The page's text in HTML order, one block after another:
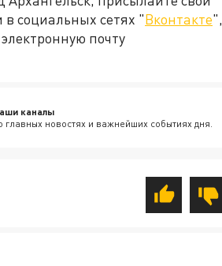
социальных сетях "Вконтакте",
почту
каналы
главных новостях и важнейших событиях дня.